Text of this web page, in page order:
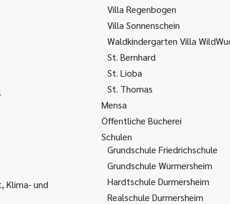
Klima- und
Villa Regenbogen
Villa Sonnenschein
Waldkindergarten Villa
St. Bernhard
St. Lioba
St. Thomas
Mensa
Öffentliche Bücherei
Schulen
Grundschule Friedrichschule
Grundschule Würmersheim
Hardtschule Durmersheim
Realschule Durmersheim